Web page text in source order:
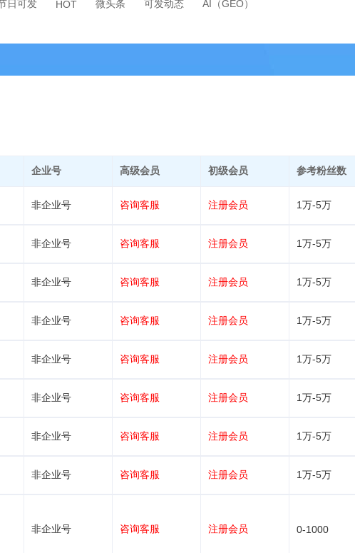
日可发 HOT 微头条 可发动态 AI（GEO）
企业号 高级会员 初级会员 参考粉丝数
非企业号 咨询客服 注册会员 1万-5万
非企业号 咨询客服 注册会员 1万-5万
非企业号 咨询客服 注册会员 1万-5万
非企业号 咨询客服 注册会员 1万-5万
非企业号 咨询客服 注册会员 1万-5万
非企业号 咨询客服 注册会员 1万-5万
非企业号 咨询客服 注册会员 1万-5万
非企业号 咨询客服 注册会员 1万-5万
非企业号 咨询客服 注册会员 0-1000